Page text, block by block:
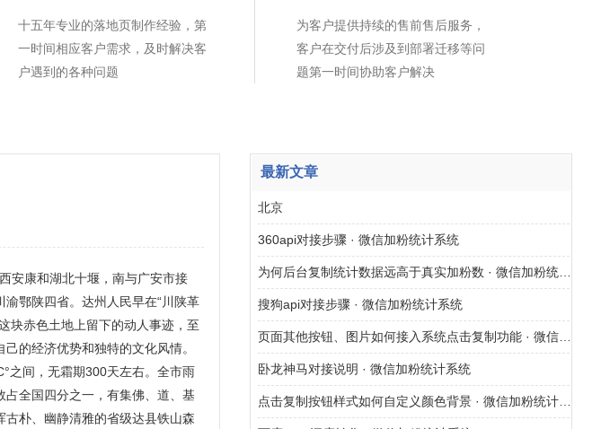
十五年专业的落地页制作经验，第
一时间相应客户需求，及时解决客
户遇到的各种问题
为客户提供持续的售前售后服务，
客户在交付后涉及到部署迁移等问
题第一时间协助客户解决
安康和湖北十堰，南与广安市接
鄂陕四省。达州人民早在“川陕革
块赤色土地上留下的动人事迹，至
的经济优势和独特的文化风情。
之间，无霜期300天左右。全市雨
全国四分之一，有集佛、道、基
朴、幽静清雅的省级达县铁山森
最新文章
北京
360api对接步骤 · 微信加粉统计系统
为何后台复制统计数据远高于真实加粉数 · 微信加粉统计系统
搜狗api对接步骤 · 微信加粉统计系统
页面其他按钮、图片如何接入系统点击复制功能 · 微信加粉统计系统
卧龙神马对接说明 · 微信加粉统计系统
点击复制按钮样式如何自定义颜色背景 · 微信加粉统计系统